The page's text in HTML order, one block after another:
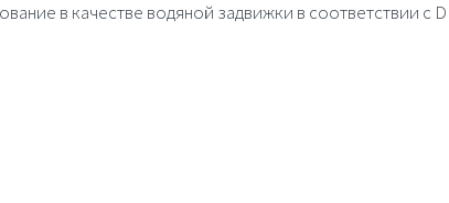
в качестве водяной задвижки в соответствии с